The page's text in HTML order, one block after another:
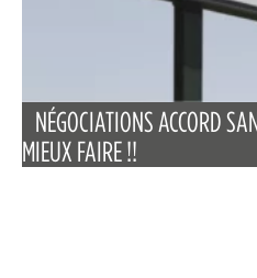
NÉGOCIATIONS ACCORD
MIEUX FAIRE !!